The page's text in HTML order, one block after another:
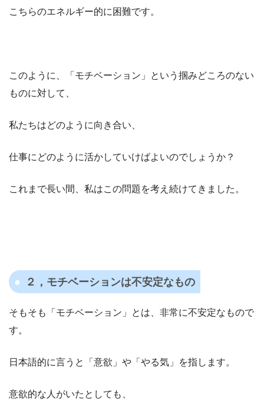
こちらのエネルギー的に困難です。
このように、「モチベーション」という掴みどころのない
ものに対して、
私たちはどのように向き合い、
仕事にどのように活かしていけばよいのでしょうか？
これまで長い間、私はこの問題を考え続けてきました。
２，モチベーションは不安定なもの
そもそも「モチベーション」とは、非常に不安定なもので
す。
日本語的に言うと「意欲」や「やる気」を指します。
意欲的な人がいたとしても、